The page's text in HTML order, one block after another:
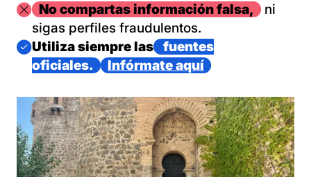
ImagenNo compartas información falsa,
ni
sigas perfiles fraudulentos.
Imagen
Utiliza siempre las
fuentes
oficiales.
Infórmate aquí